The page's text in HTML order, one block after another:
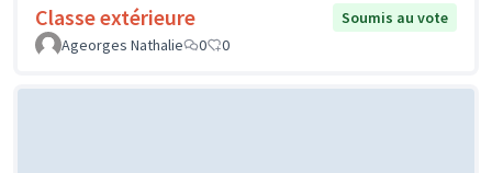
Classe extérieure
Soumis au vote
Ageorges Nathalie
0 0